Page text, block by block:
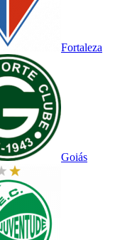
Fortaleza
Goiás